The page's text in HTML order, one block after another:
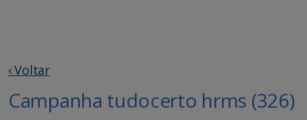
‹ Voltar
Campanha tudocerto hrms (326)